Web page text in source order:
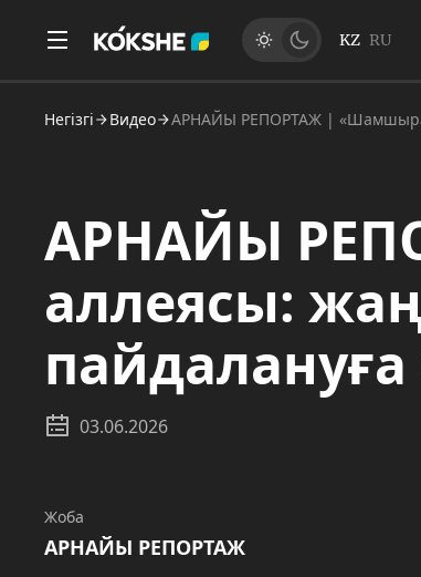
KZ RU
Негізгі Видео АРНАЙЫ РЕПОРТАЖ |
АРНАЙЫ
аллеясы:
пайдалануға
03.06.2026
Жоба
АРНАЙЫ РЕПОРТАЖ